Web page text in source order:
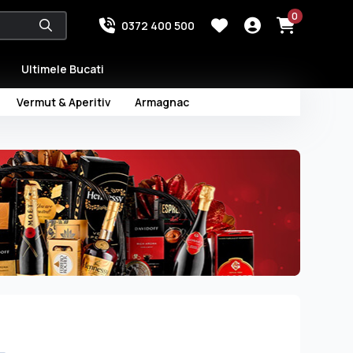
0372 400 500
0
Vermut & Aperitiv Armagnac
Ultimele Bucati